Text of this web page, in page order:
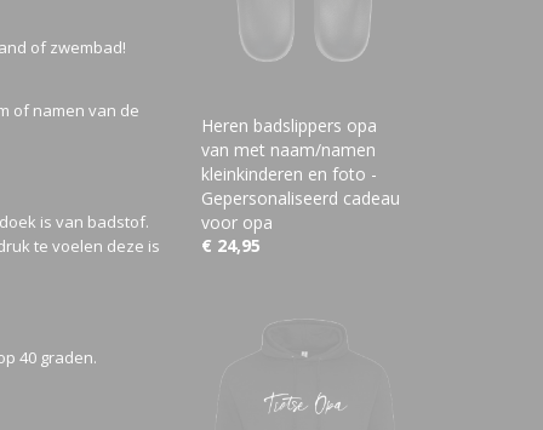
of zwembad!
of namen van de
is van badstof.
te voelen deze is
40 graden.
Heren badslippers opa
van met naam/namen
kleinkinderen en foto -
Gepersonaliseerd cadeau
voor opa
€ 24,95